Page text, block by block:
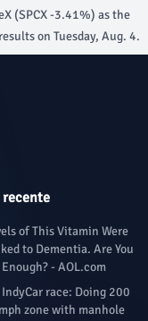
(SPCX -3.41%) as the
on Tuesday, Aug. 4.
of This Vitamin Were
to Dementia. Are You
- AOL.com
IndyCar race: Doing 200
zone with manhole